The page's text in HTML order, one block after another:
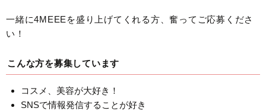
一緒に4MEEEを盛り上げてくれる方、奮ってご応募くださ
い！
こんな方を募集しています
コスメ、美容が大好き！
SNSで情報発信することが好き